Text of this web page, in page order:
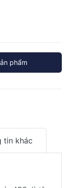
phẩm
tin khác